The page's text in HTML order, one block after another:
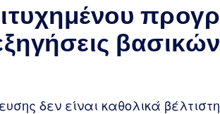
βασικών
δεν είναι καθολικά